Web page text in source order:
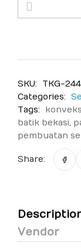
SKU:
TKG-
Categories:
Tags:
batik bekasi,
pembuatan
Share:
Vendor